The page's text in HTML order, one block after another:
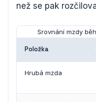
než se pak
Srovnání mzdy
Položka
Hrubá mzda